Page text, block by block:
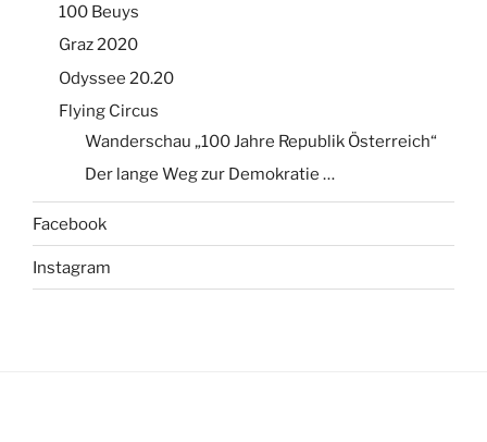
100 Beuys
Graz 2020
Odyssee 20.20
Flying Circus
Wanderschau „100 Jahre Republik Österreich“
Der lange Weg zur Demokratie …
Facebook
Instagram